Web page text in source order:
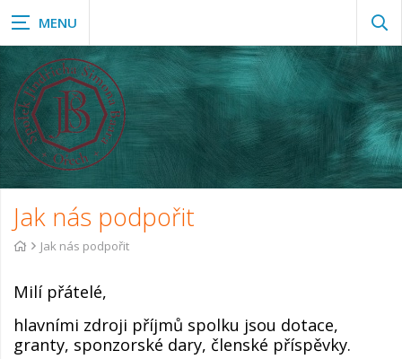
Jak nás podpořit
Jak nás podpořit
Milí přátelé,
hlavními zdroji příjmů spolku jsou dotace,
granty, sponzorské dary, členské příspěvky.